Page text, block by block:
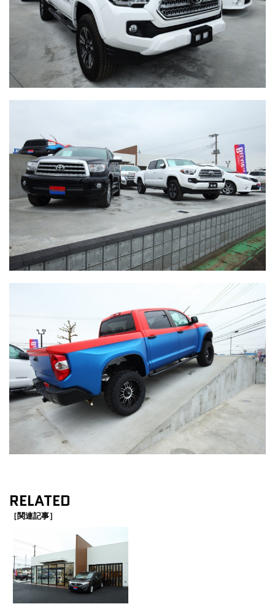
RELATED
［関連記事］